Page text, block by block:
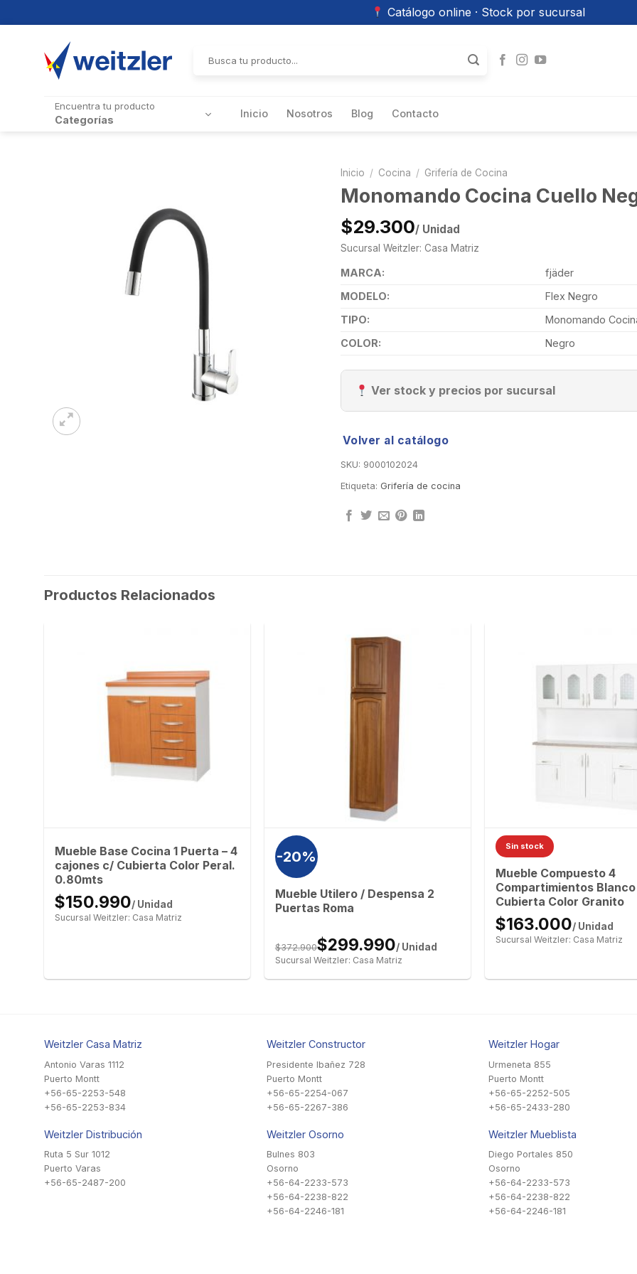
Catálogo online · Stock por sucursal
por:
Encuentra tu producto
Categorías Inicio Nosotros Blog Contacto
Inicio / Cocina / Grifería de Cocina
Monomando Cocina Cuello
$29.300/ Unidad
Sucursal Weitzler: Casa Matriz
MARCA:
fjäder
MODELO:
Flex Negro
TIPO:
Monomando
COLOR:
Negro
Ver stock y precios por sucursal
Volver al catálogo
SKU: 9000102024
Etiqueta: Grifería de cocina
Productos Relacionados
Mueble Base Cocina 1 Puerta – 4
cajones c/ Cubierta Color Peral.
0.80mts
$150.990/ Unidad
Sucursal Weitzler: Casa Matriz
-20%
Mueble Utilero / Despensa 2
Puertas Roma
$372.900$299.990/ Unidad
Sucursal Weitzler: Casa Matriz
Sin stock
Mueble Compuesto 4
Compartimientos
Cubierta Color Granito
$163.000/ Unidad
Sucursal Weitzler: Casa Matriz
Weitzler Casa Matriz
Antonio Varas 1112
Puerto Montt
+56-65-2253-548
+56-65-2253-834
Weitzler Distribución
Ruta 5 Sur 1012
Puerto Varas
+56-65-2487-200
Weitzler Constructor
Presidente Ibañez 728
Puerto Montt
+56-65-2254-067
+56-65-2267-386
Weitzler Osorno
Bulnes 803
Osorno
+56-64-2233-573
+56-64-2238-822
+56-64-2246-181
Weitzler Hogar
Urmeneta 855
Puerto Montt
+56-65-2252-505
+56-65-2433-280
Weitzler Mueblista
Diego Portales 850
Osorno
+56-64-2233-573
+56-64-2238-822
+56-64-2246-181